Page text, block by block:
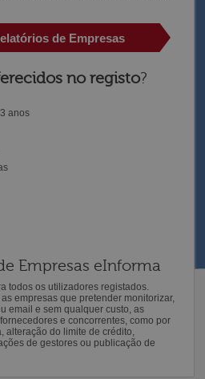
de Empresas
no registo?
anos
Empresas eInforma
todos os utilizadores registados.
empresas que pretender monitorizar,
email e sem qualquer custo, as
e concorrentes, como por
alteração do limite de crédito,
de gestores ou publicação de